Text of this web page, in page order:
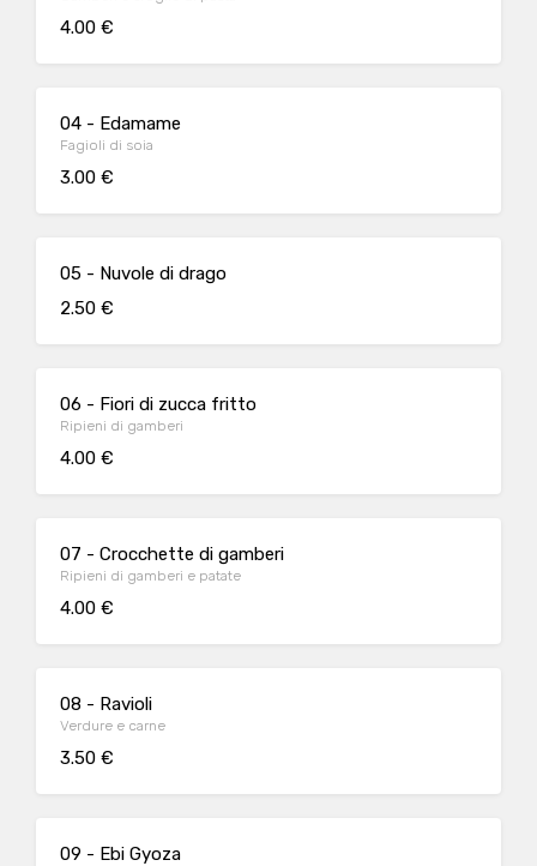
4.00 €
04 - Edamame
Fagioli di soia
3.00 €
05 - Nuvole di drago
2.50 €
06 - Fiori di zucca fritto
Ripieni di gamberi
4.00 €
07 - Crocchette di gamberi
Ripieni di gamberi e patate
4.00 €
08 - Ravioli
Verdure e carne
3.50 €
09 - Ebi Gyoza